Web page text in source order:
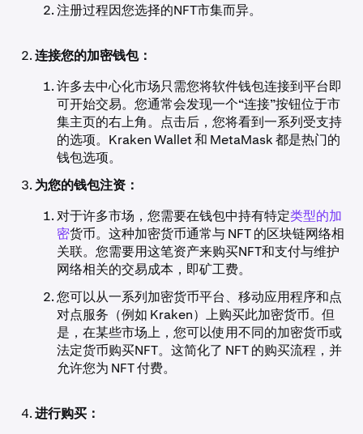
注册过程因您选择的NFT市集而异。
连接您的加密钱包：
许多去中心化市场只需您将软件钱包连接到平台即
可开始交易。您通常会发现一个“连接”按钮位于市
集主页的右上角。点击后，您将看到一系列受支持
的选项。Kraken Wallet 和 MetaMask 都是热门的
钱包选项。
为您的钱包注资：
对于许多市场，您需要在钱包中持有特定类型的加
密货币。这种加密货币通常与 NFT 的区块链网络相
关联。您需要用这笔资产来购买NFT和支付与维护
网络相关的交易成本，即矿工费。
您可以从一系列加密货币平台、移动应用程序和点
对点服务（例如 Kraken）上购买此加密货币。但
是，在某些市场上，您可以使用不同的加密货币或
法定货币购买NFT。这简化了 NFT 的购买流程，并
允许您为 NFT 付费。
进行购买：